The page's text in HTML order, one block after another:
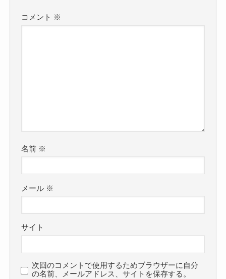
コメント ※
名前 ※
メール ※
サイト
次回のコメントで使用するためブラウザーに自分
の名前、メールアドレス、サイトを保存する。